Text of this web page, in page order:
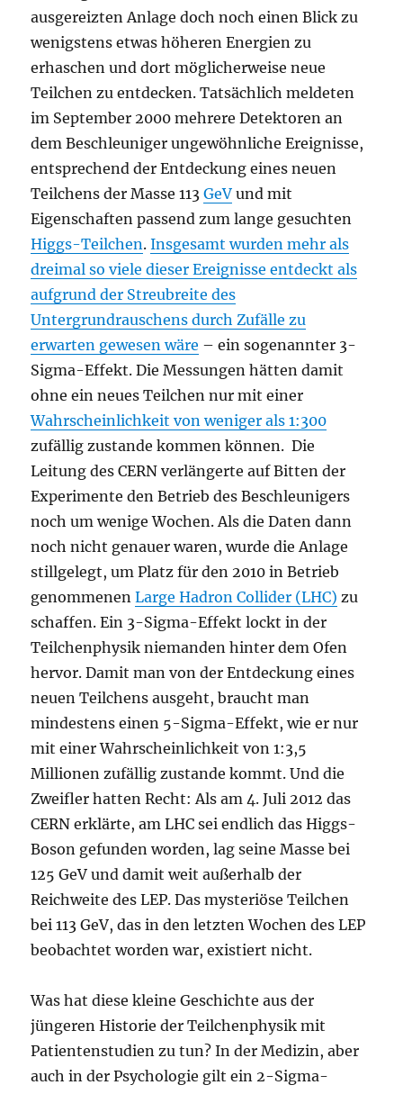
ausgereizten Anlage doch noch einen Blick zu
wenigstens etwas höheren Energien zu
erhaschen und dort möglicherweise neue
Teilchen zu entdecken. Tatsächlich meldeten
im September 2000 mehrere Detektoren an
dem Beschleuniger ungewöhnliche Ereignisse,
entsprechend der Entdeckung eines neuen
Teilchens der Masse 113GeV und mit
Eigenschaften passend zum lange gesuchten
Higgs-Teilchen.Insgesamt wurden mehr als
dreimal so viele dieser Ereignisse entdeckt als
aufgrund der Streubreite des
Untergrundrauschens durch Zufälle zu
erwarten gewesen wäre – ein sogenannter 3-
Sigma-Effekt. Die Messungen hätten damit
ohne ein neues Teilchen nur mit einer
Wahrscheinlichkeit von weniger als 1:300
zufällig zustande kommen können. Die
Leitung des CERN verlängerte auf Bitten der
Experimente den Betrieb des Beschleunigers
noch um wenige Wochen. Als die Daten dann
noch nicht genauer waren, wurde die Anlage
stillgelegt, um Platz für den 2010 in Betrieb
genommenenLarge Hadron Collider (LHC) zu
schaffen. Ein 3-Sigma-Effekt lockt in der
Teilchenphysik niemanden hinter dem Ofen
hervor. Damit man von der Entdeckung eines
neuen Teilchens ausgeht, braucht man
mindestens einen 5-Sigma-Effekt, wie er nur
mit einer Wahrscheinlichkeit von 1:3,5
Millionen zufällig zustande kommt. Und die
Zweifler hatten Recht: Als am 4. Juli 2012 das
CERN erklärte, am LHC sei endlich das Higgs-
Boson gefunden worden, lag seine Masse bei
125 GeV und damit weit außerhalb der
Reichweite des LEP. Das mysteriöse Teilchen
bei 113 GeV, das in den letzten Wochen des LEP
beobachtet worden war, existiert nicht.
Was hat diese kleine Geschichte aus der
jüngeren Historie der Teilchenphysik mit
Patientenstudien zu tun? In der Medizin, aber
auch in der Psychologie gilt ein 2-Sigma-